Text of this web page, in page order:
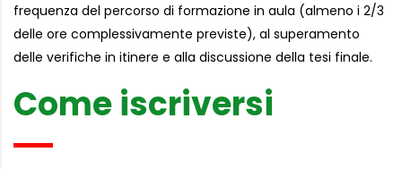
frequenza del percorso di formazione in aula (almeno i 2/3
delle ore complessivamente previste), al superamento
delle verifiche in itinere e alla discussione della tesi finale.
Come iscriversi